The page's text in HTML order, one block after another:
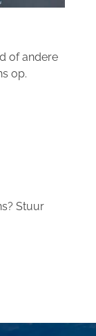
of andere
op.
Stuur